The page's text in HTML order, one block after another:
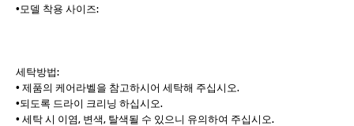
•모델 착용 사이즈:
세탁방법:
• 제품의 케어라벨을 참고하시어 세탁해 주십시오.
•되도록 드라이 크리닝 하십시오.
• 세탁 시 이염, 변색, 탈색될 수 있으니 유의하여 주십시오.